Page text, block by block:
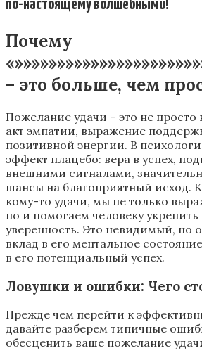
по-настоящему волшебными!
Почему
– это больше, чем
Пожелание удачи – это не просто
акт эмпатии, выражение
позитивной энергии. В
эффект плацебо: вера в успех,
внешними сигналами,
шансы на благоприятный исход.
кому-то удачи, мы не только
но и помогаем человеку
уверенность. Это невидимый, но
вклад в его ментальное
в его потенциальный успех.
Ловушки и ошибки: Чего
Прежде чем перейти к
давайте разберем типичные
обесценить ваше пожелание